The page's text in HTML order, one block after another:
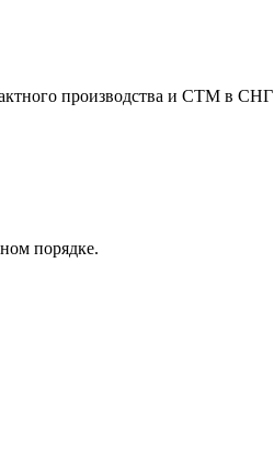
производства и СТМ в СНГ
порядке.